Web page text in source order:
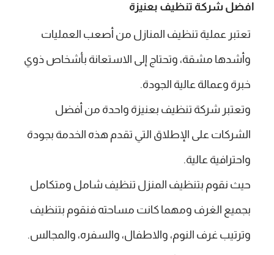
افضل شركة تنظيف بعنيزة
تعتبر عملية تنظيف المنازل من أصعب العمليات
وأشدها مشقة، وتحتاج إلى الاستعانة بأشخاص ذوي
خبرة وعمالة عالية الجودة.
وتعتبر شركة تنظيف بعنيزة واحدة من أفضل
الشركات على الإطلاق التي تقدم هذه الخدمة بجودة
واحترافية عالية.
حيث نقوم بتنظيف المنزل تنظيف شامل ومتكامل
بجميع الغرف ومهما كانت مساحته فنقوم بتنظيف
وترتيب غرف النوم، والاطفال، والسفره، والمجالس.